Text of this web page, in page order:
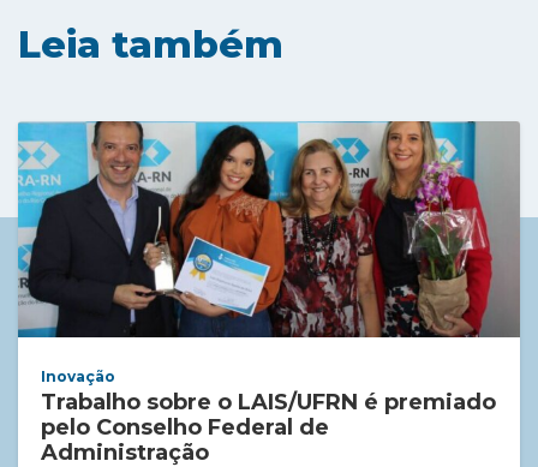
Leia também
Inovação
Trabalho sobre o LAIS/UFRN é premiado
pelo Conselho Federal de
Administração